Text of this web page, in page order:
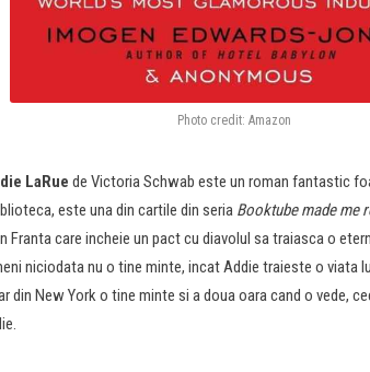
Photo credit: Amazon
LaRue de Victoria Schwab este un roman fantastic
este una din cartile din seria Booktube made me
Franta care incheie un pact cu diavolul sa traiasca o
niciodata nu o tine minte, incat Addie traieste o viata
din New York o tine minte si a doua oara cand o vede,